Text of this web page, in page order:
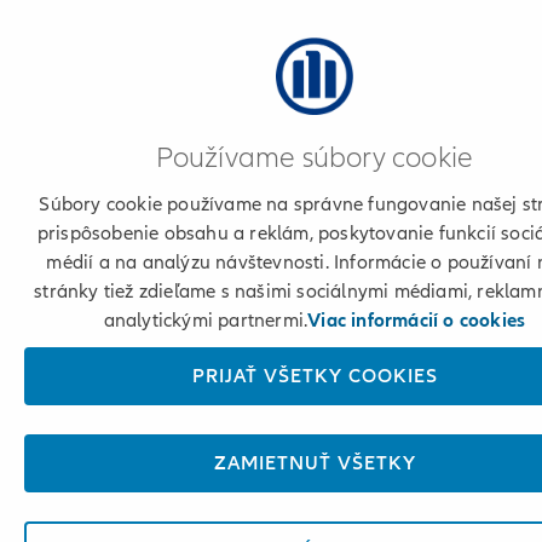
Používame súbory cookie
Súbory cookie používame na správne fungovanie našej
prispôsobenie obsahu a reklám, poskytovanie funkcií
médií a na analýzu návštevnosti. Informácie o používaní
stránky tiež zdieľame s našimi sociálnymi médiami,
analytickými partnermi.Viac informácií o cookies
PRIJAŤ VŠETKY COOKIES
ZAMIETNUŤ VŠETKY